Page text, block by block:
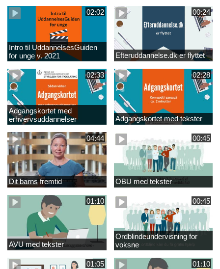
02:02
Intro til UddannelsesGuiden
for unge v. 2021
00:24
Efteruddannelse.dk er flyttet
02:33
Adgangskortet med
erhvervsuddannelser
02:28
Adgangskortet med tekster
04:44
Dit barns fremtid
00:45
OBU med tekster
01:10
AVU med tekster
00:45
Ordblindeundervisning for
voksne
01:05 01:10